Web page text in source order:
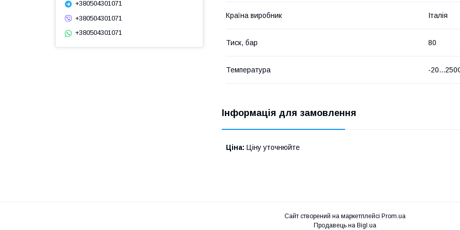
Країна виробник Італія
Тиск, бар 80
Температура -
Інформація для замовлення
Ціна: Ціну уточнюйте
+380504301071
+380504301071
+380504301071
Сайт створений на маркетплейсі Prom.ua
Продавець на Bigl.ua